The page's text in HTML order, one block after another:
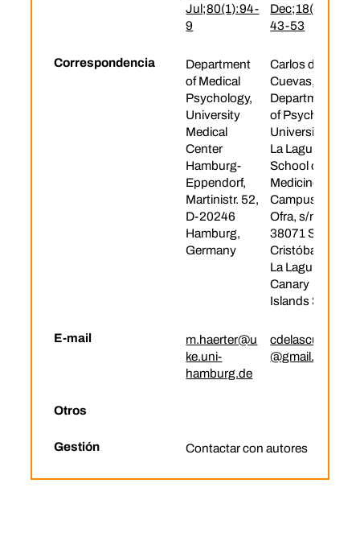
Jul;80(1):94-
9
Dec;18(6):21
43-53
Correspondencia
Department
of Medical
Psychology,
University
Medical
Center
Hamburg-
Eppendorf,
Martinistr. 52,
D-20246
Hamburg,
Germany
Carlos de las
Cuevas,
Department
of Psychiatry,
University of
La Laguna,
School of
Medicine
Campus de
Ofra, s/n,
38071 San
Cristóbal de
La Laguna,
Canary
Islands Spain
E-mail
m.haerter@u
ke.uni-
hamburg.de
cdelascuevas
@gmail.com
Otros
Gestión Contactar con autores